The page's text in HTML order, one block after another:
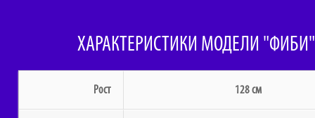
ХАРАКТЕРИСТИКИ МОДЕЛИ "ФИБИ"
Рост 128 см